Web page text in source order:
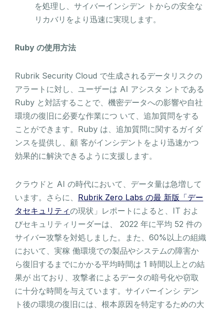
を処理し、サイバーインシデン トからの安全な
リカバリをより迅速に実現します。
Ruby の使用方法
Rubrik Security Cloud で生成されるデータリスクの
アラートに対し、ユーザーは AI アシスタ ントである
Ruby と対話することで、機密データへの影響や自社
環境の復旧に必要な作業につ いて、追加質問をする
ことができます。Ruby は、追加質問に関するガイダ
ンスを提供し、顧 客がインシデントをより迅速かつ
効果的に解決できるように支援します。
クラウドと AI の時代において、データ量は急増して
います。さらに、 Rubrik Zero Labs の最 新版「デー
タセキュリティの現状」レポートによると、IT およ
びセキュリティリーダーは、 2022 年に平均 52 件の
サイバー攻撃を対処しました。また、60%以上の組織
において、実稼 働環境での製品やシステムの障害か
ら復旧するまでにかかる平均時間は 1 時間以上との結
果が 出ており、攻撃者によるデータの暗号化や窃取
に十分な時間を与えています。サイバーインシ デン
ト後の環境の復旧には、根本原因を特定するための大